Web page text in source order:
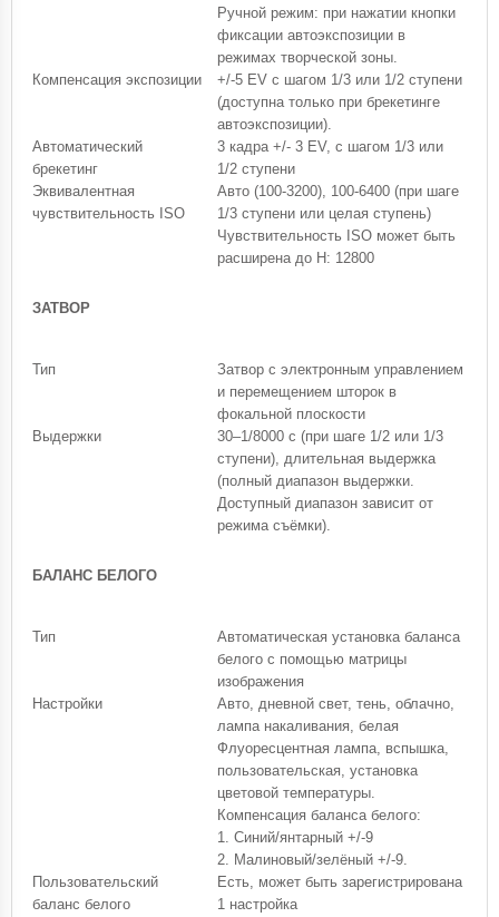
Ручной режим: при нажатии кнопки
фиксации автоэкспозиции в
режимах творческой зоны.
Компенсация экспозиции
+/-5 EV с шагом 1/3 или 1/2 ступени
(доступна только при брекетинге
автоэкспозиции).
Автоматический
брекетинг
3 кадра +/- 3 EV, с шагом 1/3 или
1/2 ступени
Эквивалентная
чувствительность ISO
Авто (100-3200), 100-6400 (при шаге
1/3 ступени или целая ступень)
Чувствительность ISO может быть
расширена до H: 12800
ЗАТВОР
Тип
Затвор с электронным управлением
и перемещением шторок в
фокальной плоскости
Выдержки
30–1/8000 с (при шаге 1/2 или 1/3
ступени), длительная выдержка
(полный диапазон выдержки.
Доступный диапазон зависит от
режима съёмки).
БАЛАНС БЕЛОГО
Тип
Автоматическая установка баланса
белого с помощью матрицы
изображения
Настройки
Авто, дневной свет, тень, облачно,
лампа накаливания, белая
Флуоресцентная лампа, вспышка,
пользовательская, установка
цветовой температуры.
Компенсация баланса белого:
1. Синий/янтарный +/-9
2. Малиновый/зелёный +/-9.
Пользовательский
баланс белого
Есть, может быть зарегистрирована
1 настройка